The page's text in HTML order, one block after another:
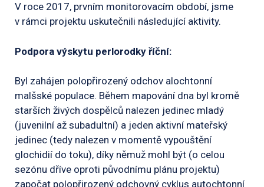
V roce 2017, prvním monitorovacím období, jsme
v rámci projektu uskutečnili následující aktivity.
Podpora výskytu perlorodky říční:
Byl zahájen polopřirozený odchov alochtonní
malšské populace. Během mapování dna byl kromě
starších živých dospělců nalezen jedinec mladý
(juvenilní až subadultní) a jeden aktivní mateřský
jedinec (tedy nalezen v momentě vypouštění
glochidií do toku), díky němuž mohl být (o celou
sezónu dříve oproti původnímu plánu projektu)
započat polopřirozený odchovný cyklus autochtonní